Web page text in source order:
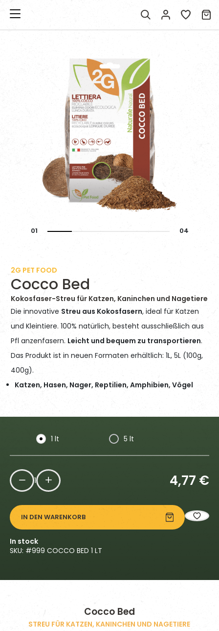
2G PET FOOD
Cocco Bed
Kokosfaser-Streu für Katzen, Kaninchen und Nagetiere
Die innovative Streu aus Kokosfasern, ideal für Katzen
und Kleintiere. 100% natürlich, besteht ausschließlich aus
Pfl anzenfasern. Leicht und bequem zu transportieren.
Das Produkt ist in neuen Formaten erhältlich: 1L, 5L (100g,
400g).
Katzen, Hasen, Nager, Reptilien, Amphibien, Vögel
1 lt 5 lt
4,77 €
1
IN DEN WARENKORB
In stock
SKU: #999 COCCO BED 1 LT
Cocco Bed
STREU FÜR KATZEN, KANINCHEN UND NAGETIERE